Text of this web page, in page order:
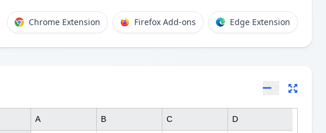
Chrome Extension Firefox Add-ons Edge Extension
A B C D